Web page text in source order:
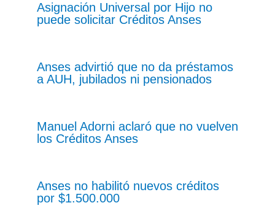
Asignación Universal por Hijo no
puede solicitar Créditos Anses
Anses advirtió que no da préstamos
a AUH, jubilados ni pensionados
Manuel Adorni aclaró que no vuelven
los Créditos Anses
Anses no habilitó nuevos créditos
por $1.500.000